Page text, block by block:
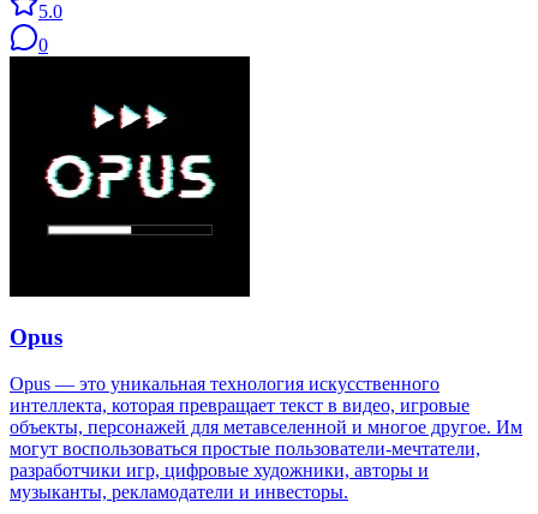
5.0
0
Opus
Opus — это уникальная технология искусственного
интеллекта, которая превращает текст в видео, игровые
объекты, персонажей для метавселенной и многое другое. Им
могут воспользоваться простые пользователи-мечтатели,
разработчики игр, цифровые художники, авторы и
музыканты, рекламодатели и инвесторы.